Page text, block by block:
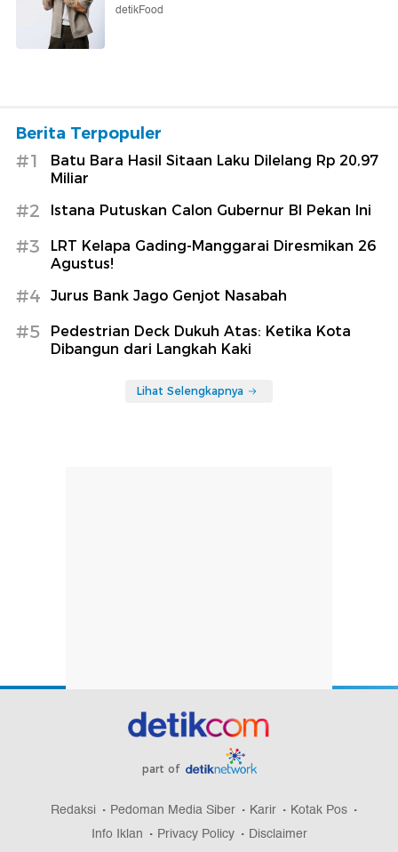
detikFood
Berita Terpopuler
#1
Batu Bara Hasil Sitaan Laku Dilelang Rp 20,97
Miliar
#2 Istana Putuskan Calon Gubernur BI Pekan Ini
#3
LRT Kelapa Gading-Manggarai Diresmikan 26
Agustus!
#4 Jurus Bank Jago Genjot Nasabah
#5
Pedestrian Deck Dukuh Atas: Ketika Kota
Dibangun dari Langkah Kaki
Lihat Selengkapnya
part of
Redaksi Pedoman Media Siber Karir
Kotak Pos
Info Iklan
Privacy Policy Disclaimer